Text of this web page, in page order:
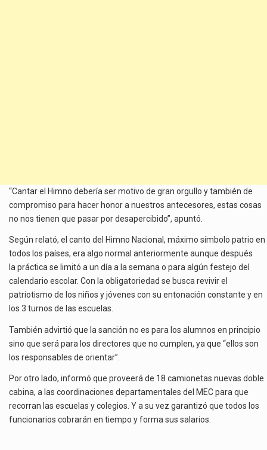
“Cantar el Himno debería ser motivo de gran orgullo y también de
compromiso para hacer honor a nuestros antecesores, estas cosas
no nos tienen que pasar por desapercibido”, apuntó.
Según relató, el canto del Himno Nacional, máximo símbolo patrio en
todos los países, era algo normal anteriormente aunque después
la práctica se limitó a un día a la semana o para algún festejo del
calendario escolar. Con la obligatoriedad se busca revivir el
patriotismo de los niños y jóvenes con su entonación constante y en
los 3 turnos de las escuelas.
También advirtió que la sanción no es para los alumnos en principio
sino que será para los directores que no cumplen, ya que “ellos son
los responsables de orientar”.
Por otro lado, informó que proveerá de 18 camionetas nuevas doble
cabina, a las coordinaciones departamentales del MEC para que
recorran las escuelas y colegios. Y a su vez garantizó que todos los
funcionarios cobrarán en tiempo y forma sus salarios.